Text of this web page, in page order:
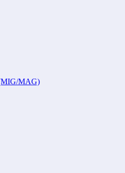
(MIG/MAG)